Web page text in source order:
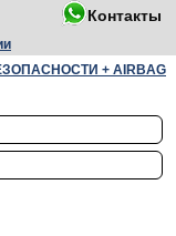
Контакты
+ AIRBAG